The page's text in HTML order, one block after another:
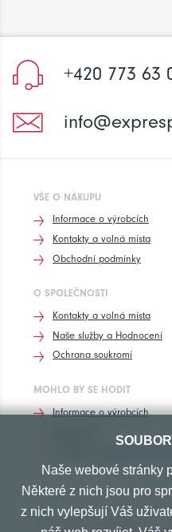
+420 773 63
VŠE O NÁKUPU
Informace o výrobcích
Kontakty a volná místa
Obchodní podmínky
O SPOLEČNOSTI
Kontakty a volná místa
Naše služby a Hodnocení
Ochrana soukromí
MOHLO BY SE HODIT
Informace o výrobcích
PŘIJÍMÁME TYTO PLATBY
Naše webové stránky
Některé z nich jsou pro
z nich vylepšují Váš